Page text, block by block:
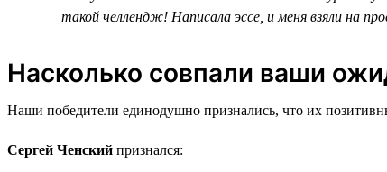
такой челлендж! Написала эссе, и меня взяли на
Насколько совпали ваши
Наши победители единодушно признались, что их
Сергей Ченский признался: